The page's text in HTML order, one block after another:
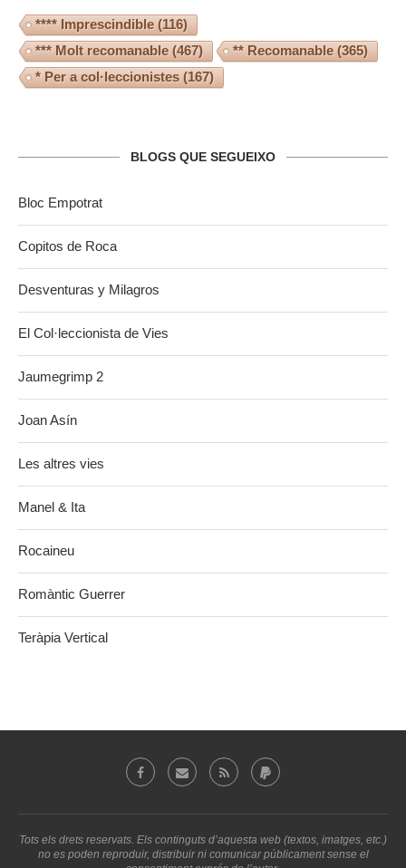
**** Imprescindible(116)
*** Molt recomanable(467) ** Recomanable(365)
* Per a col·leccionistes (167)
BLOGS QUE SEGUEIXO
Bloc Empotrat
Copitos de Roca
Desventuras y Milagros
El Col·leccionista de Vies
Jaumegrimp 2
Joan Asín
Les altres vies
Manel & Ita
Rocaineu
Romàntic Guerrer
Teràpia Vertical
Tots els drets reservats. Els continguts d’aquesta web (textos, imatges, etc.)
no es poden reproduir, distribuir ni comunicar públicament sense el